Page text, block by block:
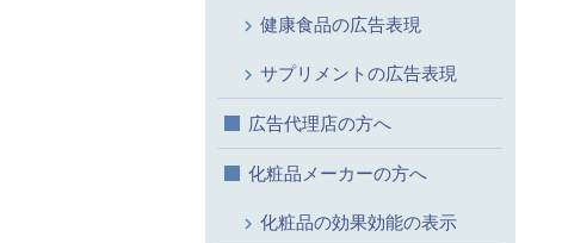
健康食品の広告表現
サプリメントの広告表現
広告代理店の方へ
化粧品メーカーの方へ
化粧品の効果効能の表示